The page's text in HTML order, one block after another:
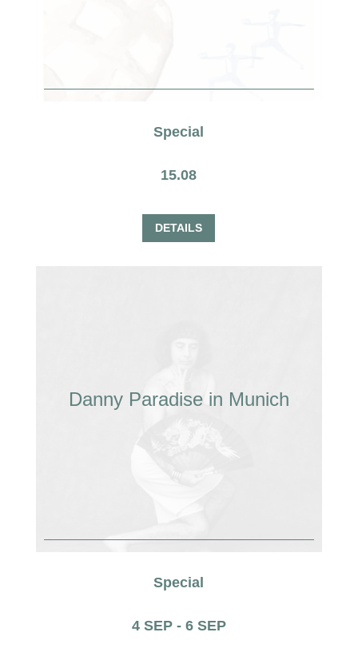
Special
15.08
DETAILS
Special
Danny Paradise in Munich
4 SEP - 6 SEP